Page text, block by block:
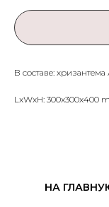
В составе:
LxWxH: 300x300x400
НА